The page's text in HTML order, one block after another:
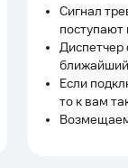
Сигнал
поступают
Диспетчер
Если
то к вам